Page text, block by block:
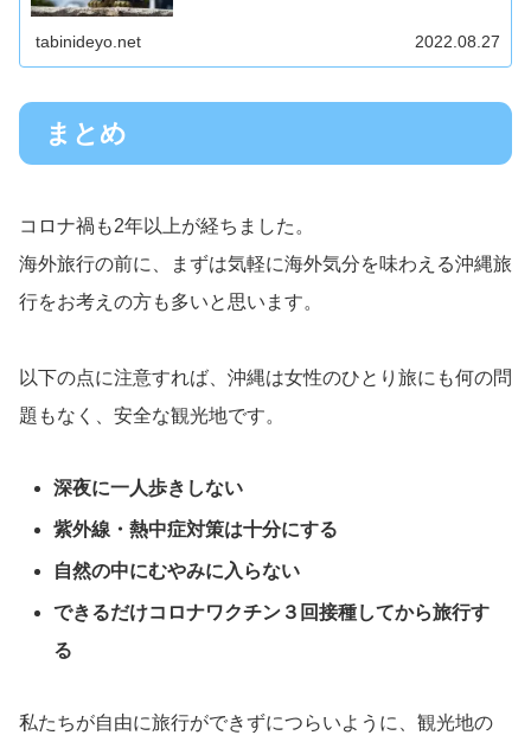
tabinideyo.net 2022.08.27
まとめ
コロナ禍も2年以上が経ちました。
海外旅行の前に、まずは気軽に海外気分を味わえる沖縄旅
行をお考えの方も多いと思います。
以下の点に注意すれば、沖縄は女性のひとり旅にも何の問
題もなく、安全な観光地です。
深夜に一人歩きしない
紫外線・熱中症対策は十分にする
自然の中にむやみに入らない
できるだけコロナワクチン３回接種してから旅行す
る
私たちが自由に旅行ができずにつらいように、観光地の